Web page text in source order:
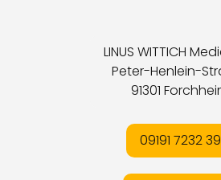
LINUS WITTICH
Peter-Henlein-
91301
09191 7232 39